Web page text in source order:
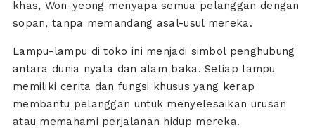
khas, Won-yeong menyapa semua pelanggan dengan
sopan, tanpa memandang asal-usul mereka.
Lampu-lampu di toko ini menjadi simbol penghubung
antara dunia nyata dan alam baka. Setiap lampu
memiliki cerita dan fungsi khusus yang kerap
membantu pelanggan untuk menyelesaikan urusan
atau memahami perjalanan hidup mereka.